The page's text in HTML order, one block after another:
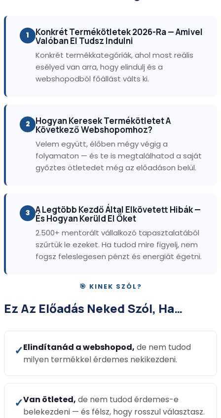
1 Konkrét Termékötletek 2026-Ra — Amivel
Valóban El Tudsz Indulni
Konkrét termékkategóriák, ahol most reális
esélyed van arra, hogy elindulj és a
webshopodból főállást válts ki.
2 Hogyan Keresek Termékötletet A
Következő Webshopomhoz?
Velem együtt, élőben mégy végig a
folyamaton — és te is megtalálhatod a saját
győztes ötletedet még az előadáson belül.
3 A Legtöbb Kezdő Által Elkövetett Hibák —
És Hogyan Kerüld El Őket
2.500+ mentorált vállalkozó tapasztalatából
szűrtük le ezeket. Ha tudod mire figyelj, nem
fogsz feleslegesen pénzt és energiát égetni.
🎯 KINEK SZÓL?
Ez Az Előadás Neked Szól, Ha…
✓Elindítanád a webshopod, de nem tudod
milyen termékkel érdemes nekikezdeni.
✓Van ötleted, de nem tudod érdemes-e
belekezdeni — és félsz, hogy rosszul választasz.